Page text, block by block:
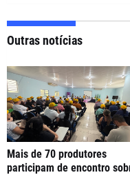
Outras notícias
Mais de 70 produtores
participam de encontro